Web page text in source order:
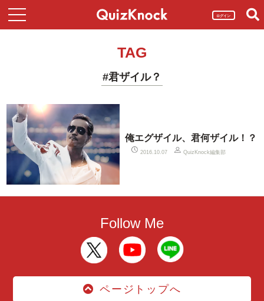
ログイン
TAG
#君ザイル？
俺エグザイル、君何ザイル！？
2016.10.07 QuizKnock編集部
Follow Me
ページトップへ